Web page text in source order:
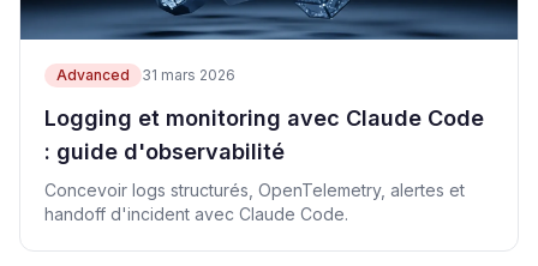
Advanced 31 mars 2026
Logging et monitoring avec Claude Code
: guide d'observabilité
Concevoir logs structurés, OpenTelemetry, alertes et
handoff d'incident avec Claude Code.